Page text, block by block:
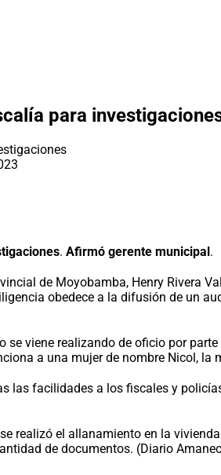
para
. Afirmó gerente municipal.
de Moyobamba, Henry Rivera
obedece a la difusión de un
viene realizando de oficio por
a una mujer de nombre Nicol,
las facilidades a los fiscales y
realizó el allanamiento en la
de documentos. (Diario